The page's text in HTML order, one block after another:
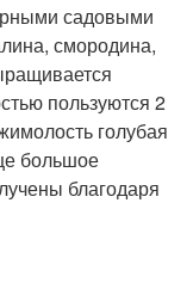
садовыми
смородина,
пользуются 2
голубая
большое
благодаря